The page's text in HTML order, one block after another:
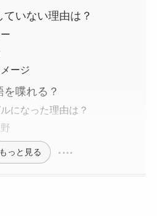
いない理由は？
ージ
喋れる？
になった理由は？
もっと見る